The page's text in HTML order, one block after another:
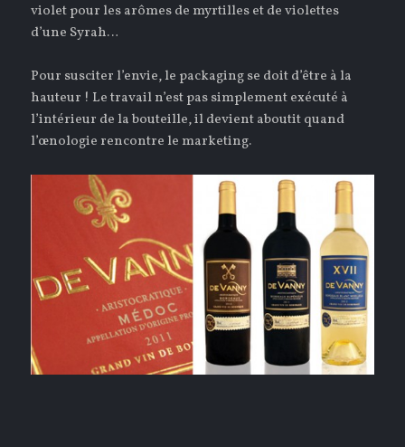
violet pour les arômes de myrtilles et de violettes
d’une Syrah…
Pour susciter l’envie, le packaging se doit d’être à la
hauteur ! Le travail n’est pas simplement exécuté à
l’intérieur de la bouteille, il devient aboutit quand
l’œnologie rencontre le marketing.